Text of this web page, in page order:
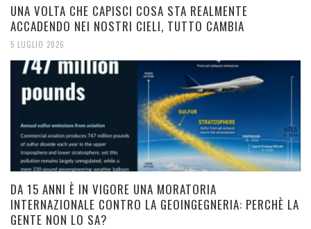
UNA VOLTA CHE CAPISCI COSA STA REALMENTE
ACCADENDO NEI NOSTRI CIELI, TUTTO CAMBIA
5 LUGLIO 2026
DA 15 ANNI È IN VIGORE UNA MORATORIA
INTERNAZIONALE CONTRO LA GEOINGEGNERIA: PERCHÈ LA
GENTE NON LO SA?